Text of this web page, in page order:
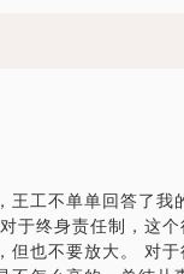
王工不单单回答了我
于终身责任制，这
但也不要放大。 对